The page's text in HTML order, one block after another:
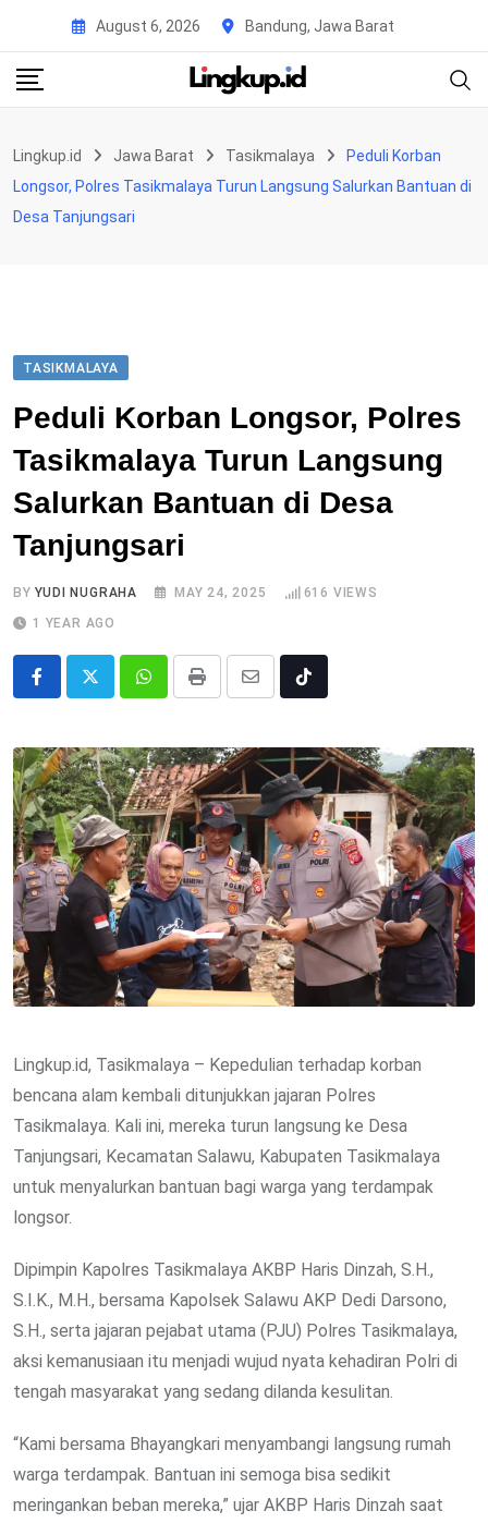
content
August 6, 2026 Bandung, Jawa Barat
Lingkup.id Jawa Barat Tasikmalaya
Peduli Korban
Longsor, Polres Tasikmalaya Turun Langsung Salurkan Bantuan di
Desa Tanjungsari
TASIKMALAYA
Peduli Korban Longsor, Polres
Tasikmalaya Turun Langsung
Salurkan Bantuan di Desa
Tanjungsari
BYYUDI NUGRAHA MAY 24, 2025 616 VIEWS
1 YEAR AGO
Whatsapp
Print
Share
Email
Tiktok
Lingkup.id, Tasikmalaya – Kepedulian terhadap korban
bencana alam kembali ditunjukkan jajaran Polres
Tasikmalaya. Kali ini, mereka turun langsung ke Desa
Tanjungsari, Kecamatan Salawu, Kabupaten Tasikmalaya
untuk menyalurkan bantuan bagi warga yang terdampak
longsor.
Dipimpin Kapolres Tasikmalaya AKBP Haris Dinzah, S.H.,
S.I.K., M.H., bersama Kapolsek Salawu AKP Dedi Darsono,
S.H., serta jajaran pejabat utama (PJU) Polres Tasikmalaya,
aksi kemanusiaan itu menjadi wujud nyata kehadiran Polri di
tengah masyarakat yang sedang dilanda kesulitan.
“Kami bersama Bhayangkari menyambangi langsung rumah
warga terdampak. Bantuan ini semoga bisa sedikit
meringankan beban mereka,” ujar AKBP Haris Dinzah saat